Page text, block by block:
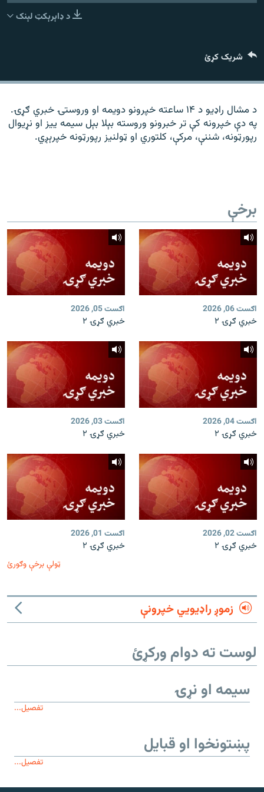
د ازادې اروپا راډیو ټولې ووبپاڼې
د ډاېرېکټ لېنک
شریک کړئ
د مشال راډیو د ۱۴ ساعته خپرونو دویمه او وروستۍ خبري ګړۍ.
په دې خپرونه کې تر خبرونو وروسته بېلا بېل سیمه ییز او نړیوال
رپورټونه، شننې، مرکې، کلتوري او ټولنیز رپورټونه خپرېږي.
برخې
اګست 06, 2026
خبري ګړۍ ۲
اګست 05, 2026
خبري ګړۍ ۲
اګست 04, 2026
خبري ګړۍ ۲
اګست 03, 2026
خبري ګړۍ ۲
اګست 02, 2026
خبري ګړۍ ۲
اګست 01, 2026
خبري ګړۍ ۲
ټولې برخې وګورئ
زموږ راډیويي خپرونې
لوست ته دوام ورکړئ
سیمه او نړۍ
تفصیل...
پښتونخوا او قبایل
تفصیل...